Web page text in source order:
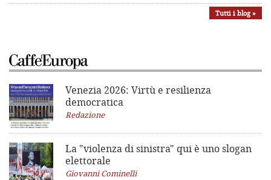
Tutti i blog »
Venezia 2026: Virtù e resilienza
democratica
Redazione
La "violenza di sinistra" qui è uno slogan
elettorale
Giovanni Cominelli